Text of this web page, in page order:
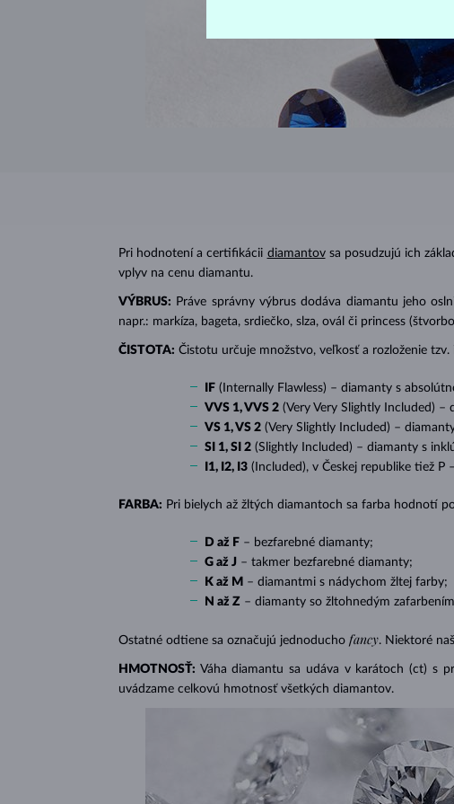
Pri hodnotení a certifikácii diamantovsa posudzujú ich
vplyv na cenu diamantu.
VÝBRUS: Práve správny výbrus dodáva diamantu jeho
napr.: markíza, bageta, srdiečko, slza, ovál či princess
ČISTOTA: Čistotu určuje množstvo, veľkosť a rozloženie
IF (Internally Flawless) – diamanty s
VVS 1, VVS 2 (Very Very Slightly Included) –
VS 1, VS 2 (Very Slightly Included) –
SI 1, SI 2 (Slightly Included) – diamanty s
I1, I2, I3 (Included), v Českej republike tiež
FARBA: Pri bielych až žltých diamantoch sa farba hodnotí
D až F – bezfarebné diamanty;
G až J – takmer bezfarebné diamanty;
K až M – diamantmi s nádychom žltej farby;
N až Z – diamanty so žltohnedým
Ostatné odtiene sa označujú jednoducho fancy. Niektoré
HMOTNOSŤ: Váha diamantu sa udáva v karátoch (ct) s
uvádzame celkovú hmotnosť všetkých diamantov.